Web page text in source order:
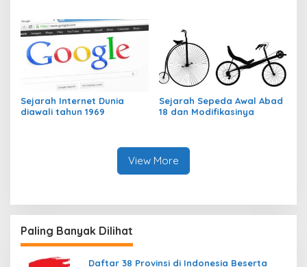
Sejarah Internet Dunia
diawali tahun 1969
Sejarah Sepeda Awal Abad
18 dan Modifikasinya
View More
Paling Banyak Dilihat
Daftar 38 Provinsi di Indonesia Beserta